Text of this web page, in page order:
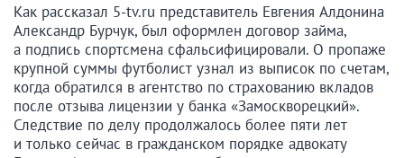
Как рассказал 5-tv.ru представитель Евгения Алдонина
Александр Бурчук, был оформлен договор займа,
а подпись спортсмена сфальсифицировали. О пропаже
крупной суммы футболист узнал из выписок по счетам,
когда обратился в агентство по страхованию вкладов
после отзыва лицензии у банка «Замоскворецкий».
Следствие по делу продолжалось более пяти лет
и только сейчас в гражданском порядке адвокату